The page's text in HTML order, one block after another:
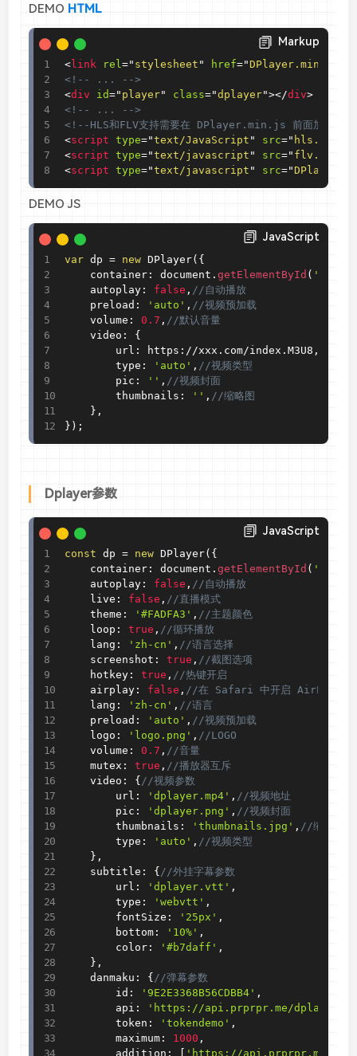
DEMO HTML
Markup
<link rel=" stylesheet " href="DPlayer.min.CSS
<!-- ... -->
<div id=" player" class="dplayer"></div>
<!-- ... -->
<!--HLS和FLV支持需要在 DPlayer.min.js 前面加
<script type="text/JavaScript " src=" hls.min.js
<script type="text/javascript " src=" flv.min.js
<script type="text/javascript " src="
DEMO JS
JavaScript
var dp = new DPlayer( {
    container
: document . getElementById (
    autoplay
: false , //自动播放
    preload
: 'auto' , //视频预加载
    volume
: 0.7 , //默认音量
    video
:
{
        url
: https : //xxx . com/index . M3U8 ,
        type
: 'auto' , //视频类型
        pic
: '' , //视频封面
        thumbnails
: '' , //缩略图
} ,
} ) ;
Dplayer参数
JavaScript
const dp = new DPlayer( {
    container
: document . getElementById (
    autoplay
: false , //自动播放
    live
: false , //直播模式
    theme
: '#FADFA3' , //主题颜色
    loop
: true , //循环播放
    lang
: 'zh-cn' , //语言选择
    screenshot
: true , //截图选项
    hotkey
: true , //热键开启
    airplay
: false , //在 Safari 中开启 AirPlay
    lang
: 'zh-cn' , //语言
    preload
: 'auto' , //视频预加载
    logo
: 'logo.png' , //LOGO
    volume
: 0.7 , //音量
    mutex
: true , //播放器互斥
    video
: { //视频参数
        url
: 'dplayer.mp4' , //视频地址
        pic
: 'dplayer.png' , //视频封面
        thumbnails
: 'thumbnails.jpg' , //缩略图
        type
: 'auto' , //视频类型
} ,
    subtitle
: { //外挂字幕参数
        url
: 'dplayer.vtt' ,
        type
: 'webvtt' ,
        fontSize
: '25px' ,
        bottom
: '10%' ,
        color
: '#b7daff' ,
} ,
    danmaku
: { //弹幕参数
        id
: '9E2E3368B56CDBB4' ,
        api
: 'https://api.prprpr.me/dplayer/'
        token
: 'tokendemo' ,
        maximum
: 1000 ,
        addition
: 'https://api.prprpr.me/